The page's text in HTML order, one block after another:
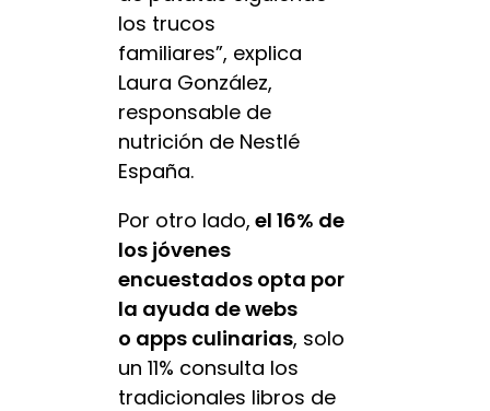
los trucos
familiares”, explica
Laura González,
responsable de
nutrición de Nestlé
España.
Por otro lado, el 16% de
los jóvenes
encuestados opta por
la ayuda de webs
o apps culinarias, solo
un 11% consulta los
tradicionales libros de